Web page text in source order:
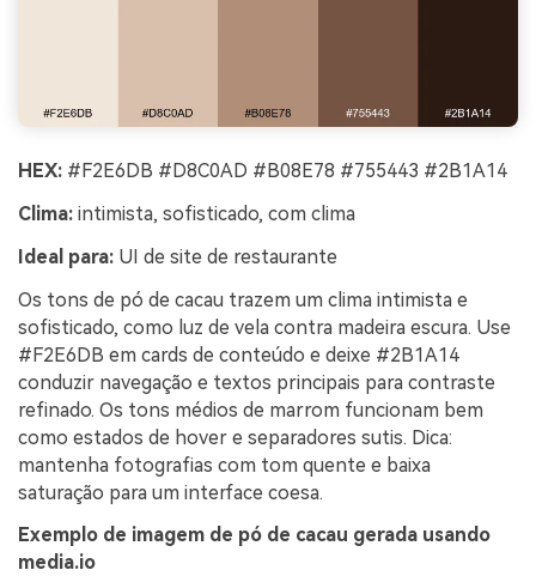
HEX: #F2E6DB #D8C0AD #B08E78 #755443 #2B1A14
Clima: intimista, sofisticado, com clima
Ideal para: UI de site de restaurante
Os tons de pó de cacau trazem um clima intimista e
sofisticado, como luz de vela contra madeira escura. Use
#F2E6DB em cards de conteúdo e deixe #2B1A14
conduzir navegação e textos principais para contraste
refinado. Os tons médios de marrom funcionam bem
como estados de hover e separadores sutis. Dica:
mantenha fotografias com tom quente e baixa
saturação para um interface coesa.
Exemplo de imagem de pó de cacau gerada usando
media.io